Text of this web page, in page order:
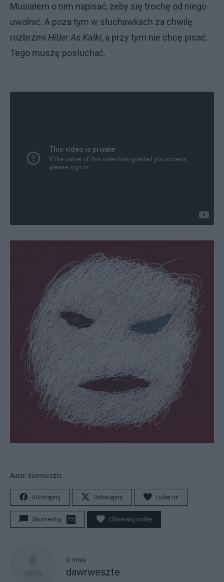
Musiałem o nim napisać, żeby się trochę od niego
uwolnić. A poza tym w słuchawkach za chwilę
rozbrzmi Hitler As Kalki, a przy tym nie chcę pisać.
Tego muszę posłuchać.
Autor: dawrweszte
Udostępnij Udostępnij Lubię to!
Skomentuj 15 Obserwuj notkę
O mnie
dawrweszte